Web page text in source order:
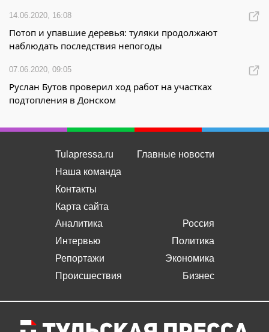
14.06.2020, 16:08
Потоп и упавшие деревья: туляки продолжают
наблюдать последствия непогоды
07.06.2020, 09:05
Руслан Бутов проверил ход работ на участках
подтопления в Донском
Tulapressa.ru
Наша команда
Контакты
Карта сайта
Главные новости
Аналитика
Интервью
Репортажи
Происшествия
Россия
Политика
Экономика
Бизнес